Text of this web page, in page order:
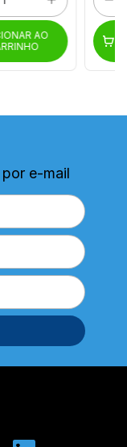
AO
e-mail